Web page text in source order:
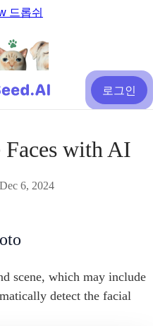
로그인
with AI
Dec 6, 2024
scene, which may include
detect the facial